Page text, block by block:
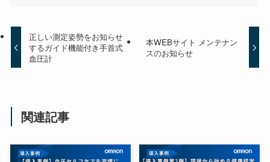
正しい測定姿勢をお知らせ
するガイド機能付き手首式
血圧計
本WEBサイト メンテナン
スのお知らせ
関連記事